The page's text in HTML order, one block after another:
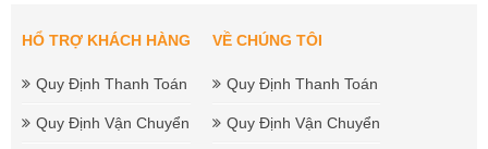
HỔ TRỢ KHÁCH HÀNG
Quy Định Thanh Toán
Quy Định Vận Chuyển
VỀ CHÚNG TÔI
Quy Định Thanh Toán
Quy Định Vận Chuyển